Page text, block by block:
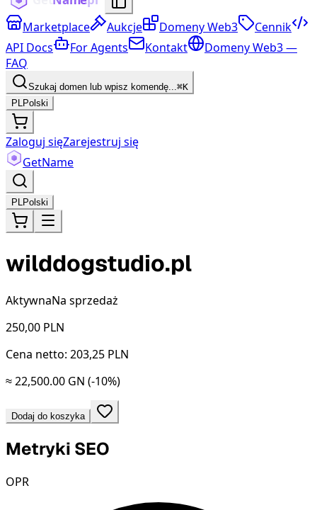
Marketplace Aukcje Domeny Web3
Cennik
API Docs
For Agents Kontakt
Domeny Web3 —
FAQ
Szukaj domen lub wpisz komendę...⌘K
PLPolski
Zaloguj sięZarejestruj się
GetName
PLPolski
wilddogstudio.pl
AktywnaNa sprzedaż
250,00 PLN
Cena netto: 203,25 PLN
≈ 22,500.00 GN (-10%)
Dodaj do koszyka
Metryki SEO
OPR